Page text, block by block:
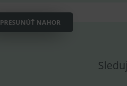
PRESUNÚŤ NAHOR